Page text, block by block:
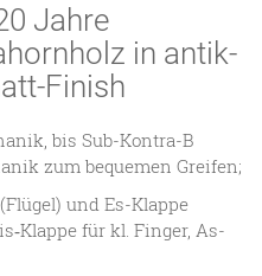
Jahre
in antik­
Finish
bis Sub-Kontra-B
zum bequemen Greifen;
und Es-Klappe
für kl. Finger, As-